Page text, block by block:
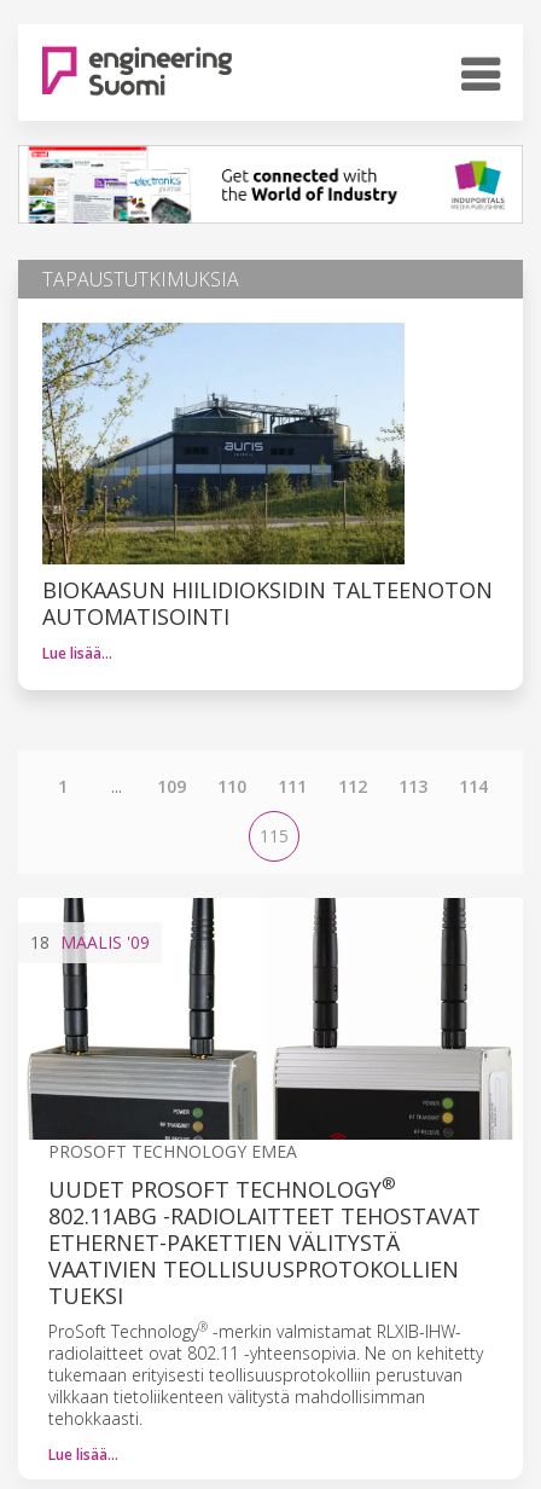
TAPAUSTUTKIMUKSIA
BIOKAASUN HIILIDIOKSIDIN TALTEENOTON
AUTOMATISOINTI
Lue lisää…
1 ... 109 110 111 112 113 114
115
18 MAALIS '09
PROSOFT TECHNOLOGY EMEA
UUDET PROSOFT TECHNOLOGY®
802.11ABG -RADIOLAITTEET TEHOSTAVAT
ETHERNET-PAKETTIEN VÄLITYSTÄ
VAATIVIEN TEOLLISUUSPROTOKOLLIEN
TUEKSI
ProSoft Technology® -merkin valmistamat RLXIB-IHW-
radiolaitteet ovat 802.11 -yhteensopivia. Ne on kehitetty
tukemaan erityisesti teollisuusprotokolliin perustuvan
vilkkaan tietoliikenteen välitystä mahdollisimman
tehokkaasti.
Lue lisää…